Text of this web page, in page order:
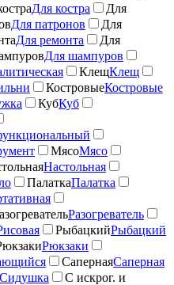
Для костра
Для
Для патронов
Для
Для ремонта
Для
Для шампуров
КлещКлещ
КостровыеКостровые
КубКуб
МясоМясо
Настольная
ПалаткаПалатка
Разогреватель
РыбацкийРыбацкий
Рюкзаки
СапернаяСаперная
Сидушка
С искрог. и